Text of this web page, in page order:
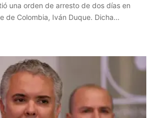
una orden de arresto de dos días en
de Colombia, Iván Duque. Dicha…